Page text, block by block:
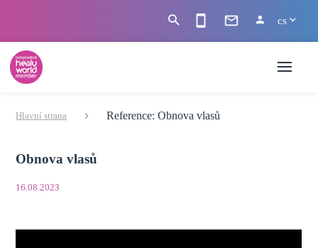
cs
Hlavní strana Reference: Obnova vlasů
Obnova vlasů
16.08.2023